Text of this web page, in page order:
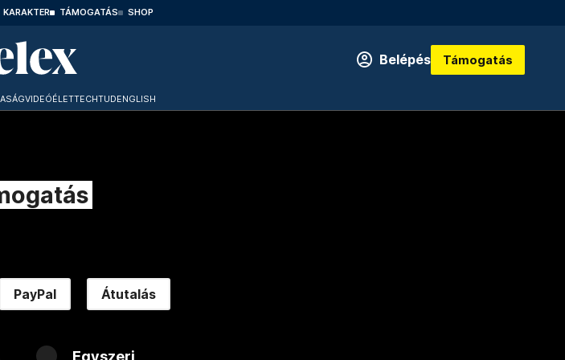
KARAKTER TÁMOGATÁS SHOP
Belépés Támogatás
VIDEÓÉLETTECHTUDENGLISH
PayPal Átutalás
Egyszeri